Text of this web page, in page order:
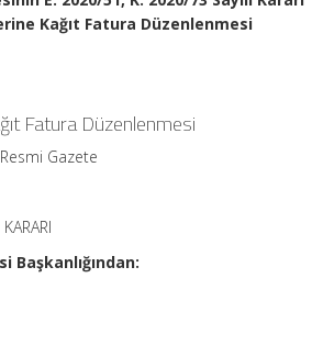
Kağıt Fatura Düzenlenmesi
Fatura Düzenlenmesi
Gazete
Başkanlığından: